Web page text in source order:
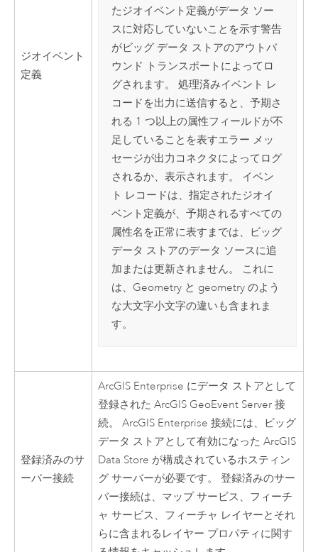
ジオイベント
定義
たジオイベント定義がデータ ソー
スに対応していないことを示す警告
がビッグ データ ストアのアウトバ
ウンド トランスポートによってロ
グされます。 処理済みイベント レ
コードを出力に送信すると、予期さ
れる 1 つ以上の属性フィールドが不
足していることを表すエラー メッ
セージが出力コネクタによってログ
されるか、表示されます。 イベン
ト レコードは、指定されたジオイ
ベント定義が、予期されるすべての
属性名を正常に表すまでは、ビッグ
データ ストアのデータ ソースに追
加または更新されません。 これに
は、Geometry と geometry のよう
な大文字小文字の違いも含まれま
す。
登録済みのサ
ーバー接続
ArcGIS Enterprise にデータ ストアとして
登録されたArcGIS GeoEvent Server 接
続。ArcGIS Enterprise 接続には、ビッグ
データ ストアとして有効になったArcGIS
Data Store が構成されているホスティン
グ サーバーが必要です。 登録済みのサー
バー接続は、マップ サービス、フィーチ
ャ サービス、フィーチャ レイヤーとそれ
らに含まれるレイヤー プロパティに関す